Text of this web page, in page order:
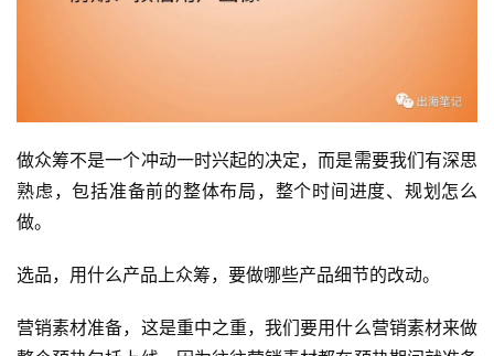
做众筹不是一个冲动一时兴起的决定，而是需要我们有深思
熟虑，包括准备前的整体布局，整个时间进度、规划怎么
做。
选品，用什么产品上众筹，要做哪些产品细节的改动。
营销素材准备，这是重中之重，我们要用什么营销素材来做